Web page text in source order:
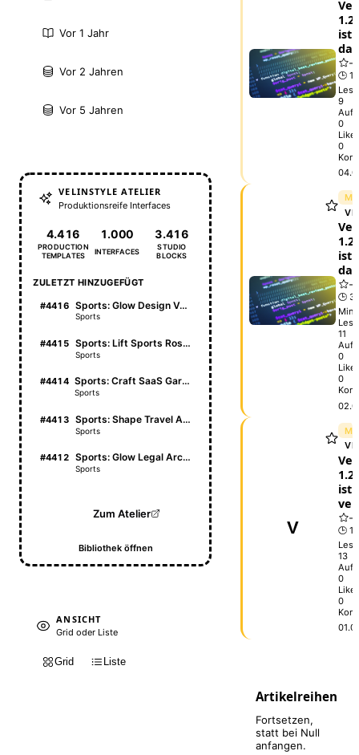
Vor 1 Jahr
Vor 2 Jahren
Vor 5 Jahren
VELINSTYLE ATELIER
Produktionsreife Interfaces
4.416
PRODUCTION
TEMPLATES
1.000
INTERFACES
3.416
STUDIO
BLOCKS
ZULETZT HINZUGEFÜGT
#4416 Sports: Glow Design Vault
Sports
#4415 Sports: Lift Sports Roster
Sports
#4414 Sports: Craft SaaS Garden
Sports
#4413 Sports: Shape Travel Atlas
Sports
#4412 Sports: Glow Legal Archive
Sports
Zum Atelier
Bibliothek öffnen
ANSICHT
Grid oder Liste
Grid Liste
ist
da
🕒 1
9
0
0
ist
da
🕒 3
Min.
11
0
0
V
ist
🕒 1
13
0
0
Artikelreihen
Fortsetzen,
statt bei Null
anfangen.